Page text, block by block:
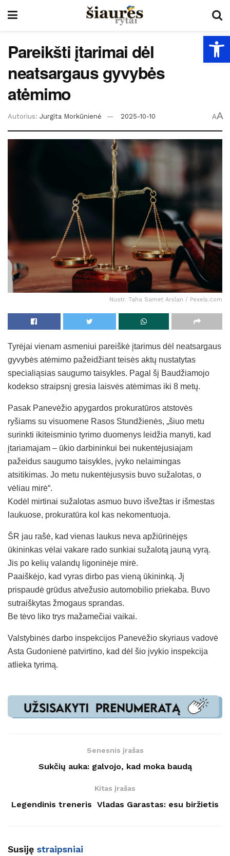
Pareikšti įtarimai dėl
neatsargaus gyvybės
atėmimo
Autorius: Jurgita Morkūnienė 2025-10-10 AA
Nuotr. Taha Samet Arslan / Pexels.com
Tyrėjai vienam asmeniui pareiškė įtarimus dėl neatsargaus
gyvybės atėmimo pažeidžiant teisės aktų nustatytas
specialiąsias saugumo taisykles. Pagal šį Baudžiamojo
kodekso straipsnį gresia laisvės atėmimas iki 8 metų.
Pasak Panevėžio apygardos prokuratūros atstovės
ryšiams su visuomene Rasos Stundžienės, „šiuo metu
surinkti ikiteisminio tyrimo duomenys leidžia manyti, kad
įtariamajam – ūkio darbininkui bei nukentėjusiajam
pažeidus saugumo taisykles, įvyko nelaimingas
atsitikimas. Jo metu nukentėjusysis buvo sužalotas, o
vėliau mirė“.
Kodėl mirtinai sužalotas asmuo buvo išvežtas ir išmestas
laukuose, prokuratūra kol kas nekomentuoja.
ŠR jau rašė, kad vienas laukus neva apžiūrinėjęs
ūkininkas vėlai vakare rado sunkiai sužalotą jauną vyrą.
Jis po kelių valandų ligoninėje mirė.
Paaiškėjo, kad vyras dirbo pas vieną ūkininką. Jį
prispaudė grūdus atvežusio automobilio priekaba. Buvo
sutraiškytas žmogaus sprandas.
Be tėvo liko trys mažamečiai vaikai.
Valstybinės darbo inspekcijos Panevėžio skyriaus vadovė
Asta Gudonienė patvirtino, kad dėl šio įvykio inspekcija
atlieka tyrimą.
Senesnis įrašas
Sukčių auka: galvojo, kad moka baudą
Kitas įrašas
Legendinis treneris Vladas Garastas: esu biržietis
Susiję straipsniai